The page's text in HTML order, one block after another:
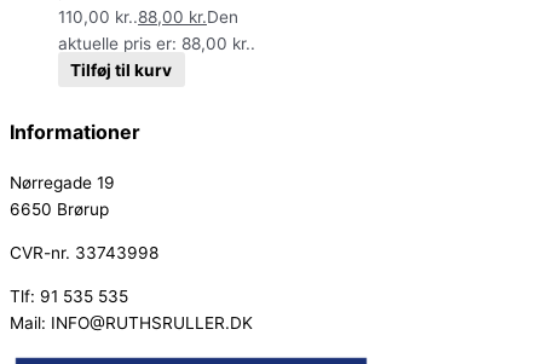
110,00 kr..88,00 kr.Den
aktuelle pris er: 88,00 kr..
Tilføj til kurv
Informationer
Nørregade 19
6650 Brørup
CVR-nr. 33743998
Tlf: 91 535 535
Mail: INFO@RUTHSRULLER.DK